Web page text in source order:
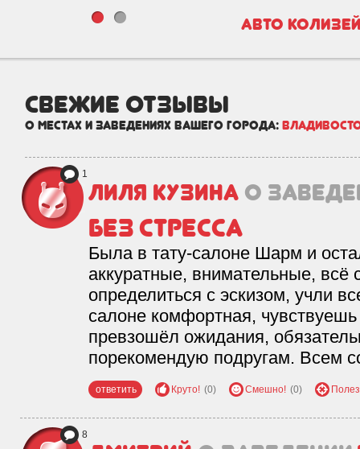
Авто
свежие отзывы
о местах и заведениях вашего города:
1
Лиля Кузина о
Без стресса
Была в тату-салоне Шарм и
аккуратные, внимательные, всё
определиться с эскизом, учли
салоне комфортная,
превзошёл ожидания,
порекомендую подругам. Всем
ответить Круто! (0) Смешно! (0)
8